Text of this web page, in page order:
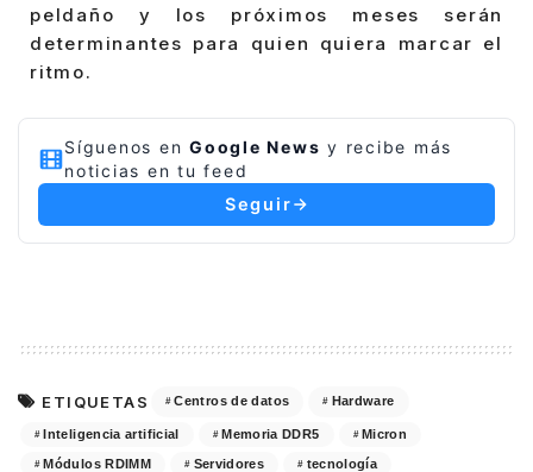
peldaño y los próximos meses serán
determinantes para quien quiera marcar el
ritmo.
Síguenos en Google News y recibe más
noticias en tu feed
Seguir
ETIQUETAS Centros de datos Hardware
Inteligencia artificial Memoria DDR5 Micron
Módulos RDIMM Servidores tecnología